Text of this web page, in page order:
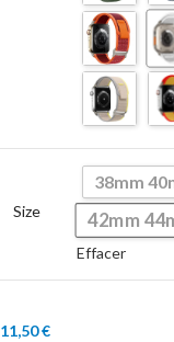
Size
38mm
42mm
Effacer
11,50€